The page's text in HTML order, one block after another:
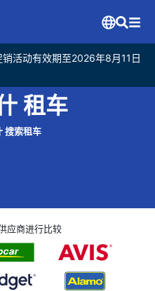
销活动有效期至2026年8月11日
租车
搜索租车
应商进行比较